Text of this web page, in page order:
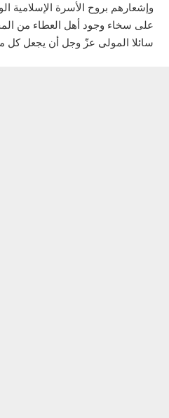
وإشعارهم بروح الأسرة الإسلامية
على سخاء وجود أهل العطاء من
سائلا المولى عزّ وجل أن يجعل كل